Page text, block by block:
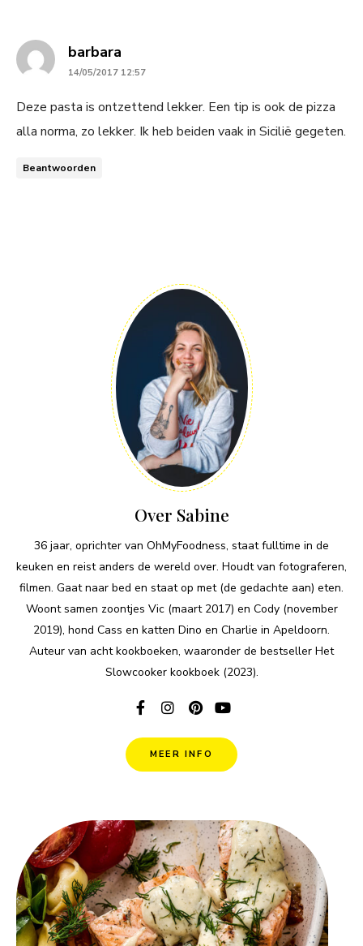
barbara
14/05/2017 12:57
Deze pasta is ontzettend lekker. Een tip is ook de pizza
alla norma, zo lekker. Ik heb beiden vaak in Sicilië gegeten.
Beantwoorden
Over Sabine
36 jaar, oprichter van OhMyFoodness, staat fulltime in de
keuken en reist anders de wereld over. Houdt van fotograferen,
filmen. Gaat naar bed en staat op met (de gedachte aan) eten.
Woont samen zoontjes Vic (maart 2017) en Cody (november
2019), hond Cass en katten Dino en Charlie in Apeldoorn.
Auteur van acht kookboeken, waaronder de bestseller Het
Slowcooker kookboek (2023).
MEER INFO